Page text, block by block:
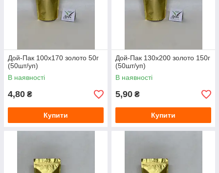
Дой-Пак 100х170 золото 50г
(50шт/уп)
В наявності
4,80 ₴
Купити
Дой-Пак 130х200 золото 150г
(50шт/уп)
В наявності
5,90 ₴
Купити